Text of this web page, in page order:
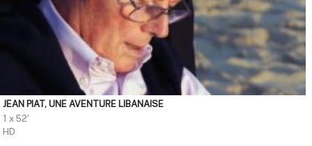
JEAN PIAT, UNE AVENTURE LIBANAISE
1 x 52'
HD